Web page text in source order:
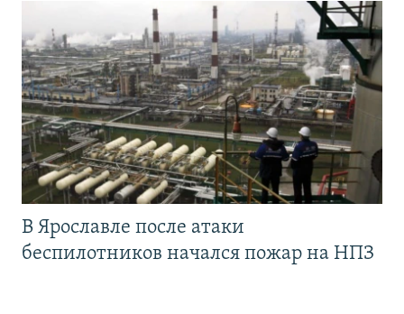
В Ярославле после атаки
беспилотников начался пожар на НПЗ